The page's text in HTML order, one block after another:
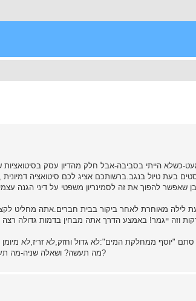
כשלא הייתי בסביבה-אבל חלק מהדיון עסק בסיטואציות
בעת טיול בנגב.ברשותכם אציג לכם סיטואציה
לילה מאוחרת לאחר ביקור בבית חברים.אתה מחליט
וזה ייגמר! באמצע הדרך אתה מבחין בדמות גדולה
מה תעשה? ושאלה שניה-מה תעשה אם אתה יודע באופן פלאי שזה בדיוק הולך לקרות לך עוד שנה.איך תתכונן?